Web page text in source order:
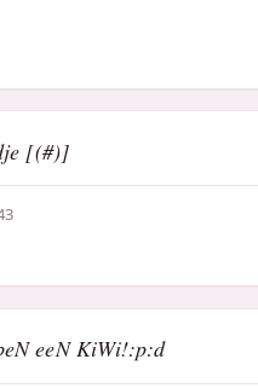
[(#)]
eeN KiWi!:p:d